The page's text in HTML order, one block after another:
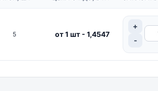
5 от 1 шт - 1,4547